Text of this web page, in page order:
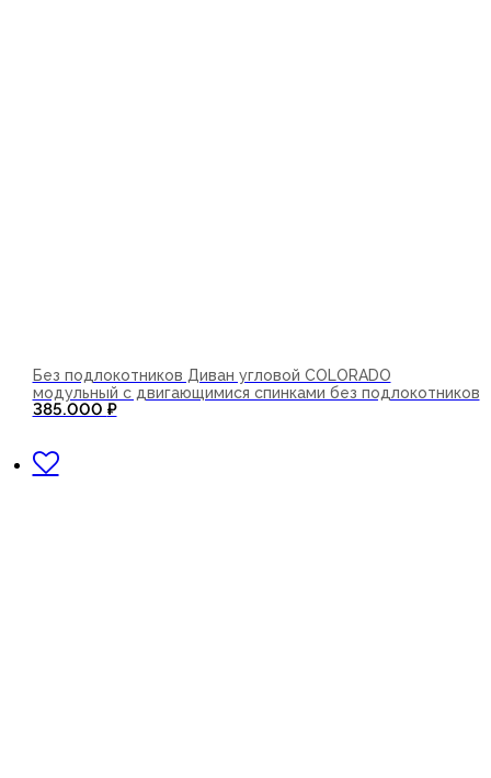
Без подлокотников Диван угловой COLORADO
модульный с двигающимися спинками без подлокотников
385.000 ₽